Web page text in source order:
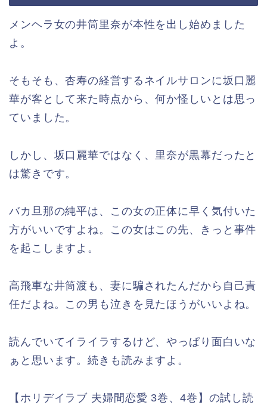
メンヘラ女の井筒里奈が本性を出し始めました
よ。
そもそも、杏寿の経営するネイルサロンに坂口麗
華が客として来た時点から、何か怪しいとは思っ
ていました。
しかし、坂口麗華ではなく、里奈が黒幕だったと
は驚きです。
バカ旦那の純平は、この女の正体に早く気付いた
方がいいですよね。この女はこの先、きっと事件
を起こしますよ。
高飛車な井筒渡も、妻に騙されたんだから自己責
任だよね。この男も泣きを見たほうがいいよね。
読んでいてイライラするけど、やっぱり面白いな
ぁと思います。続きも読みますよ。
【ホリデイラブ 夫婦間恋愛 3巻、4巻】の試し読